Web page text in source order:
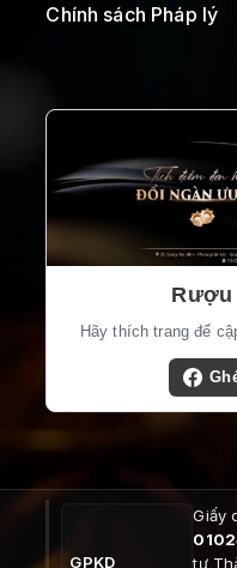
Chính sách Pháp lý
Rượu
Hãy thích trang để
GPKD
Giấy
tư